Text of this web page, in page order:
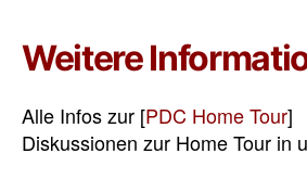
Weitere
Alle Infos zur [PDC Home Tour]
Diskussionen zur Home Tour in